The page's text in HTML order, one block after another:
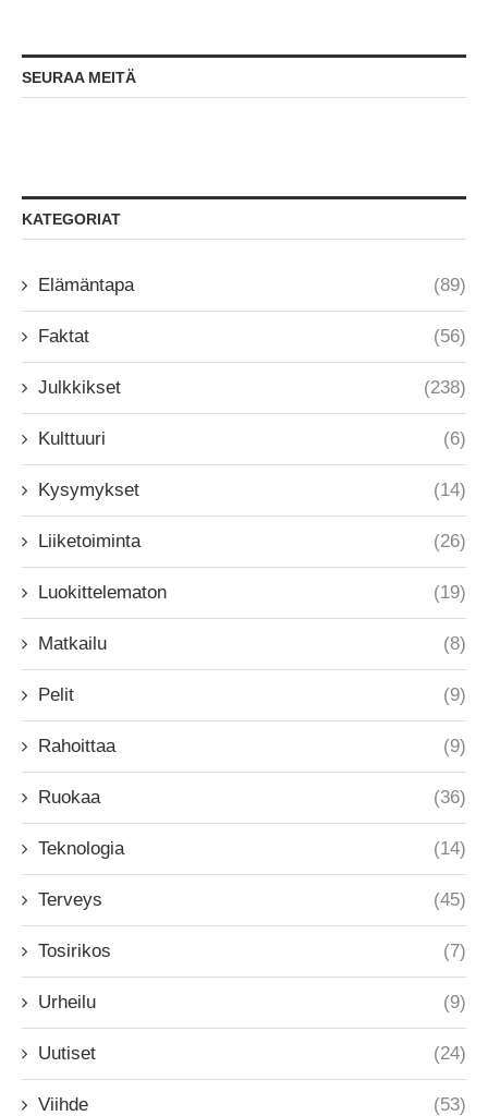
SEURAA MEITÄ
KATEGORIAT
Elämäntapa (89)
Faktat (56)
Julkkikset (238)
Kulttuuri (6)
Kysymykset (14)
Liiketoiminta (26)
Luokittelematon (19)
Matkailu (8)
Pelit (9)
Rahoittaa (9)
Ruokaa (36)
Teknologia (14)
Terveys (45)
Tosirikos (7)
Urheilu (9)
Uutiset (24)
Viihde (53)